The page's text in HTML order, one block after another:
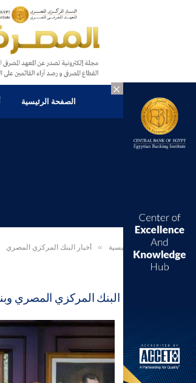
×
الصفحة الرئيسية
الرئيسية » أخبار البنك المركزي المصري
البنك المركزي المصري